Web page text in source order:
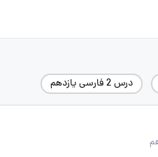
درس 2 فارسی یازدهم